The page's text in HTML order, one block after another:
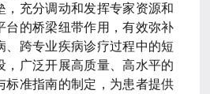
，充分调动和发挥专家资源和
台的桥梁纽带作用，有效弥补
、跨专业疾病诊疗过程中的短
，广泛开展高质量、高水平的
标准指南的制定，为患者提供